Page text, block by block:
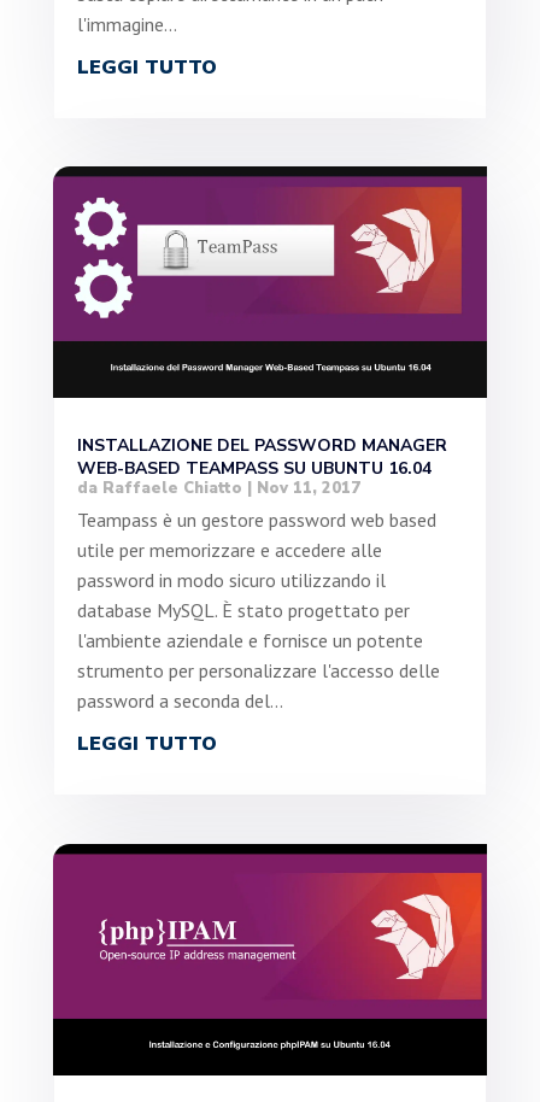
l'immagine...
LEGGI TUTTO
INSTALLAZIONE DEL PASSWORD MANAGER
WEB-BASED TEAMPASS SU UBUNTU 16.04
da Raffaele Chiatto Nov 11, 2017
Teampass è un gestore password web based
utile per memorizzare e accedere alle
password in modo sicuro utilizzando il
database MySQL. È stato progettato per
l'ambiente aziendale e fornisce un potente
strumento per personalizzare l'accesso delle
password a seconda del...
LEGGI TUTTO